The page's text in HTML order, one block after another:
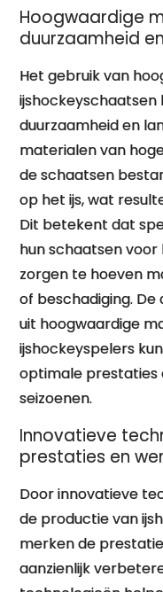
Hoogwaardige
duurzaamheid
Het gebruik van
duurzaamheid en
materialen van
de schaatsen
op het ijs, wat
Dit betekent dat
hun schaatsen voor
zorgen te hoeven
of beschadiging.
uit hoogwaardige
ijshockeyspelers
optimale prestaties
seizoenen.
Innovatieve
prestaties en
Door innovatieve
de productie van
merken de
aanzienlijk